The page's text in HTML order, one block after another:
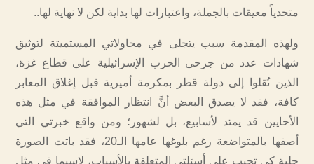
متحدياً معيقات بالجملة، واعتبارات لها بداية لكن لا نهاية لها..
ولهذه المقدمة سبب يتجلى في محاولاتي المستميتة لتوثيق
شهادات عدد من جرحى الحرب الإسرائيلية على قطاع غزة،
الذين نُقلوا إلى دولة قطر بمكرمة أميرية قبل إغلاق المعابر
كافة، فقد لا يصدق البعض أنَّ انتظار الموافقة في مثل هذه
الأحايين قد يمتد لأسابيع، بل لشهور؛ ومن واقع خبرتي التي
أصفها بالمتواضعة رغم بلوغها عامها الـ20، فقد باتت الصورة
جلية كي تجيب على أسئلتي المتعلقة بالأسباب، لاسيما في مثل